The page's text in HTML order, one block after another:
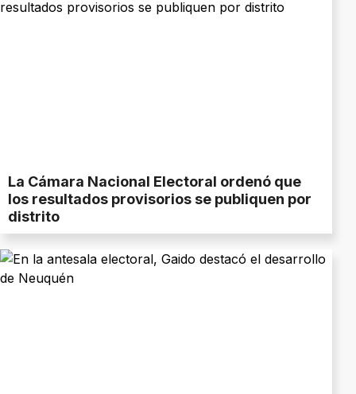
La Cámara Nacional Electoral ordenó que
los resultados provisorios se publiquen por
distrito